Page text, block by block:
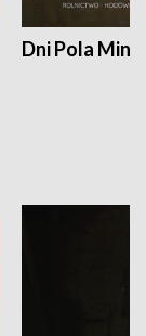
Dni Pola